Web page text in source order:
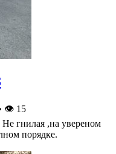
👁 15
Не гнилая ,на увереном
порядке.